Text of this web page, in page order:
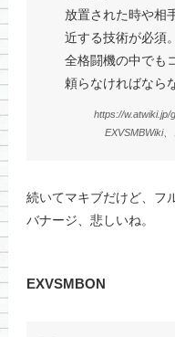
放置された時や相
近する技術が必須。
全格闘機の中でも
頼らなければなら
https://w.atwiki.jp/
EXVSMBWiki
続いてマキブだけど、フ
バナージ、悲しいね。
EXVSMBON